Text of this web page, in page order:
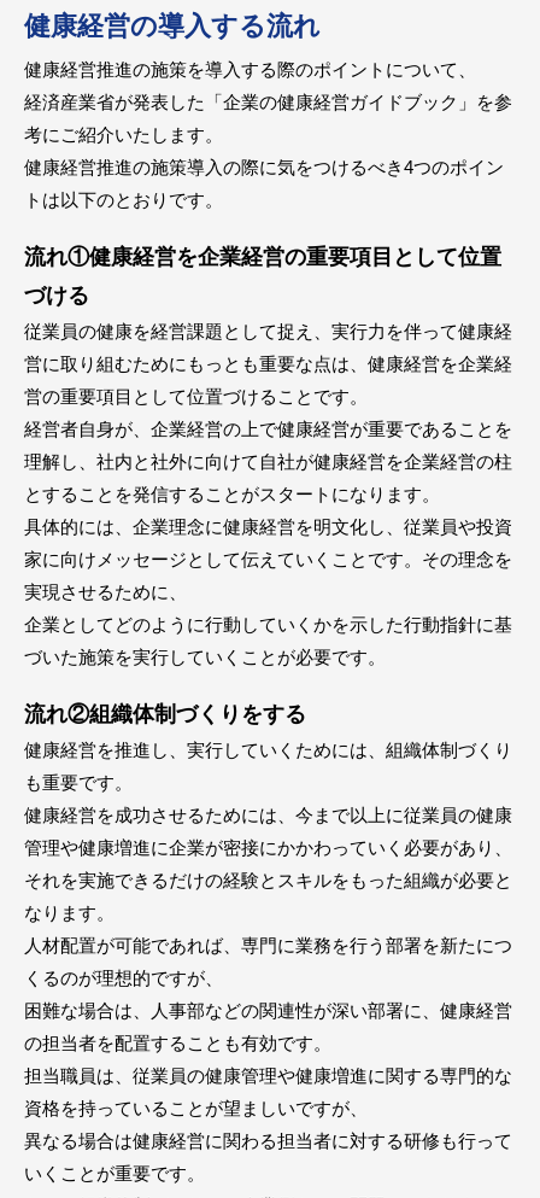
健康経営の導入する流れ
健康経営推進の施策を導入する際のポイントについて、
経済産業省が発表した「企業の健康経営ガイドブック」を参
考にご紹介いたします。
健康経営推進の施策導入の際に気をつけるべき4つのポイン
トは以下のとおりです。
流れ①健康経営を企業経営の重要項目として位置
づける
従業員の健康を経営課題として捉え、実行力を伴って健康経
営に取り組むためにもっとも重要な点は、健康経営を企業経
営の重要項目として位置づけることです。
経営者自身が、企業経営の上で健康経営が重要であることを
理解し、社内と社外に向けて自社が健康経営を企業経営の柱
とすることを発信することがスタートになります。
具体的には、企業理念に健康経営を明文化し、従業員や投資
家に向けメッセージとして伝えていくことです。その理念を
実現させるために、
企業としてどのように行動していくかを示した行動指針に基
づいた施策を実行していくことが必要です。
流れ②組織体制づくりをする
健康経営を推進し、実行していくためには、組織体制づくり
も重要です。
健康経営を成功させるためには、今まで以上に従業員の健康
管理や健康増進に企業が密接にかかわっていく必要があり、
それを実施できるだけの経験とスキルをもった組織が必要と
なります。
人材配置が可能であれば、専門に業務を行う部署を新たにつ
くるのが理想的ですが、
困難な場合は、人事部などの関連性が深い部署に、健康経営
の担当者を配置することも有効です。
担当職員は、従業員の健康管理や健康増進に関する専門的な
資格を持っていることが望ましいですが、
異なる場合は健康経営に関わる担当者に対する研修も行って
いくことが重要です。